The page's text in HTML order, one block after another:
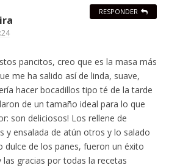
pancitos, creo que es la masa más
me ha salido así de linda, suave,
hacer bocadillos tipo té de la tarde
de un tamaño ideal para lo que
son deliciosos! Los rellene de
y ensalada de atún otros y lo salado
dulce de los panes, fueron un éxito
gracias por todas la recetas
RESPONDER